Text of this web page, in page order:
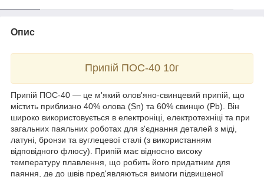
Опис
Припій ПОС-40 10г
Припій ПОС-40 — це м'який олов'яно-свинцевий припій, що
містить приблизно 40% олова (Sn) та 60% свинцю (Pb). Він
широко використовується в електроніці, електротехніці та при
загальних паяльних роботах для з'єднання деталей з міді,
латуні, бронзи та вуглецевої сталі (з використанням
відповідного флюсу). Припій має відносно високу
температуру плавлення, що робить його придатним для
паяння, де до швів пред'являються вимоги підвищеної